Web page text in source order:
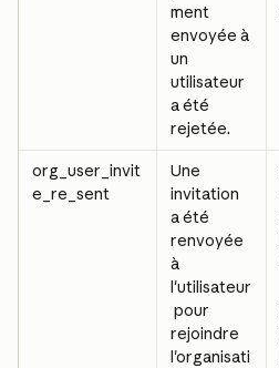
ment
envoyée à
un
utilisateur
a été
rejetée.
org_user_invit
e_re_sent
Une
invitation
a été
renvoyée
à
l'utilisateur
pour
rejoindre
l'organisati